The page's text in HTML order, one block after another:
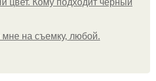
цвет. Кому подходит чёрный
на съемку, любой.